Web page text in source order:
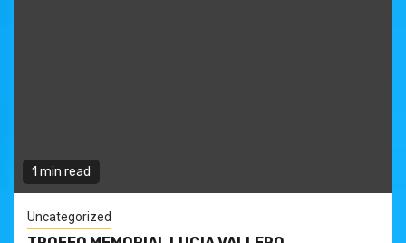
1 min read
Uncategorized